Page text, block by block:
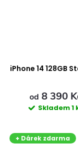
iPhone 14 128GB
od 8 390
Skladem1
+ Dárek zdarma